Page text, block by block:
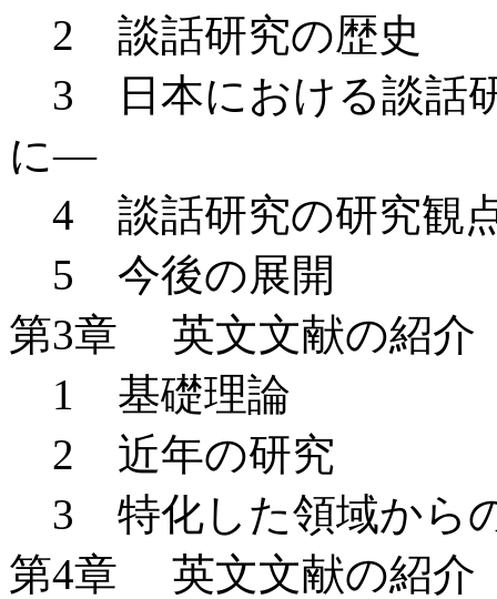
2 談話研究の歴史
3 日本における談話
に―
4 談話研究の研究観
5 今後の展開
第3章 英文文献の紹
1 基礎理論
2 近年の研究
3 特化した領域から
第4章 英文文献の紹介